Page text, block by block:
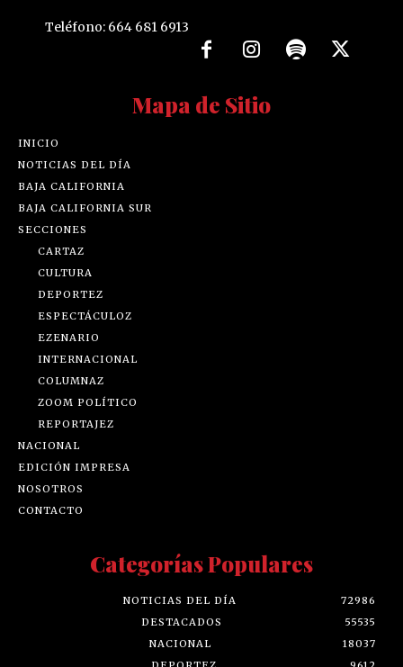
Teléfono: 664 681 6913
Mapa de Sitio
INICIO
NOTICIAS DEL DÍA
BAJA CALIFORNIA
BAJA CALIFORNIA SUR
SECCIONES
CARTAZ
CULTURA
DEPORTEZ
ESPECTÁCULOZ
EZENARIO
INTERNACIONAL
COLUMNAZ
ZOOM POLÍTICO
REPORTAJEZ
NACIONAL
EDICIÓN IMPRESA
NOSOTROS
CONTACTO
Categorías Populares
NOTICIAS DEL DÍA
72986
DESTACADOS
55535
NACIONAL
18037